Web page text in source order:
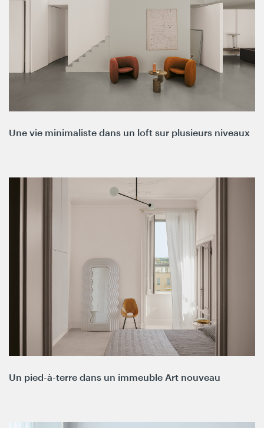
Une vie minimaliste dans un loft sur plusieurs niveaux
Un pied-à-terre dans un immeuble Art nouveau